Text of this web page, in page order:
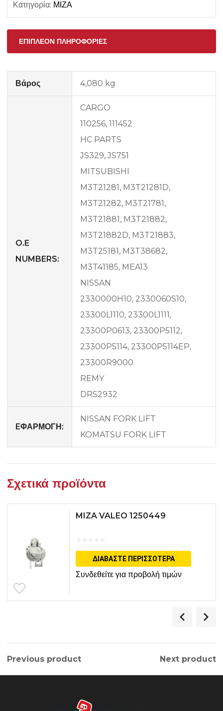
Κατηγορία: ΜΙΖΑ
ΕΠΙΠΛΈΟΝ ΠΛΗΡΟΦΟΡΊΕΣ
Βάρος 4,080 kg
O.E
NUMBERS:
CARGO
110256, 111452
HC PARTS
JS329, JS751
MITSUBISHI
M3T21281, M3T21281D,
M3T21282, M3T21781,
M3T21881, M3T21882,
M3T21882D, M3T21883,
M3T25181, M3T38682,
M3T41185, MEA13
NISSAN
2330000H10, 2330060S10,
23300L1110, 23300L1111,
23300P0613, 23300P5112,
23300P5114, 23300P5114EP,
23300R9000
REMY
DRS2932
EΦΑΡΜΟΓΗ:
NISSAN FORK LIFT
KOMATSU FORK LIFT
Σχετικά προϊόντα
MIZA VALEO 1250449
ΔΙΑΒΆΣΤΕ ΠΕΡΙΣΣΌΤΕΡΑ
Συνδεθείτε για προβολή τιμών
Previous product Next product